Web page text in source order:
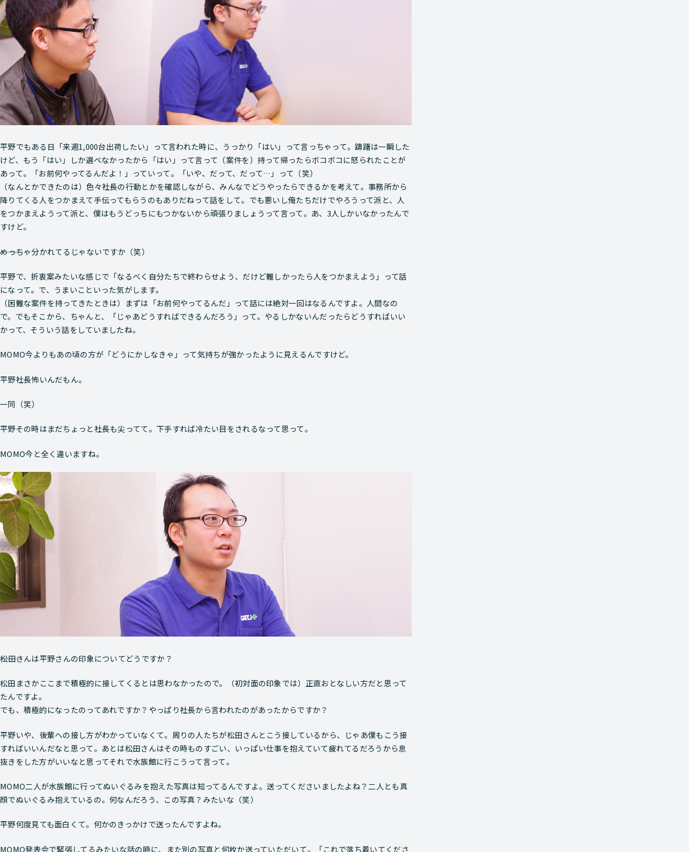
平野でもある日「来週1,000台出荷したい」って言われた時に、うっかり「はい」って言っちゃって。躊躇は一瞬した
けど、もう「はい」しか選べなかったから「はい」って言って（案件を）持って帰ったらボコボコに怒られたことが
あって。「お前何やってるんだよ！」っていって。「いや、だって、だって…」って（笑）
（なんとかできたのは）色々社長の行動とかを確認しながら、みんなでどうやったらできるかを考えて。事務所から
降りてくる人をつかまえて手伝ってもらうのもありだねって話をして。でも悪いし俺たちだけでやろうって派と、人
をつかまえようって派と、僕はもうどっちにもつかないから頑張りましょうって言って。あ、3人しかいなかったんで
すけど。
―――めっちゃ分かれてるじゃないですか（笑）
平野で、折衷案みたいな感じで「なるべく自分たちで終わらせよう、だけど難しかったら人をつかまえよう」って話
になって。で、うまいこといった気がします。
（困難な案件を持ってきたときは）まずは「お前何やってるんだ」って話には絶対一回はなるんですよ。人間なの
で。でもそこから、ちゃんと、「じゃあどうすればできるんだろう」って。やるしかないんだったらどうすればいい
かって、そういう話をしていましたね。
MOMO今よりもあの頃の方が「どうにかしなきゃ」って気持ちが強かったように見えるんですけど。
平野社長怖いんだもん。
一同 （笑）
平野その時はまだちょっと社長も尖ってて。下手すれば冷たい目をされるなって思って。
MOMO今と全く違いますね。
―――松田さんは平野さんの印象についてどうですか？
松田 まさかここまで積極的に接してくるとは思わなかったので。（初対面の印象では）正直おとなしい方だと思って
たんですよ。
でも、積極的になったのってあれですか？やっぱり社長から言われたのがあったからですか？
平野いや、後輩への接し方がわかっていなくて。周りの人たちが松田さんとこう接しているから、じゃあ僕もこう接
すればいいんだなと思って。あとは松田さんはその時ものすごい、いっぱい仕事を抱えていて疲れてるだろうから息
抜きをした方がいいなと思ってそれで水族館に行こうって言って。
MOMO二人が水族館に行ってぬいぐるみを抱えた写真は知ってるんですよ。送ってくださいましたよね？二人とも真
顔でぬいぐるみ抱えているの。何なんだろう、この写真？みたいな（笑）
平野何度見ても面白くて。何かのきっかけで送ったんですよね。
MOMO発表会で緊張してるみたいな話の時に、また別の写真と何枚か送っていただいて。「これで落ち着いてくださ